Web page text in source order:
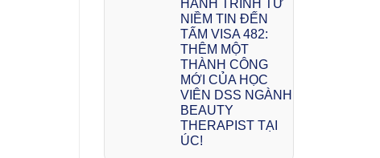
HÀNH TRÌNH TỪ
NIỀM TIN ĐẾN
TẤM VISA 482:
THÊM MỘT
THÀNH CÔNG
MỚI CỦA HỌC
VIÊN DSS NGÀNH
BEAUTY
THERAPIST TẠI
ÚC!